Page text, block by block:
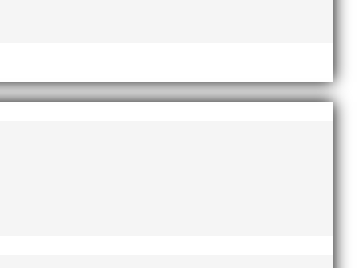
har bland annat fungerat som tränare inom